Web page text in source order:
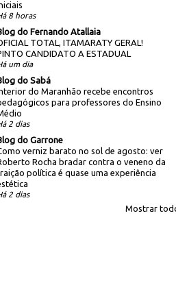
8 horas
do Fernando Atallaia
TOTAL, ITAMARATY GERAL!
CANDIDATO A ESTADUAL
um dia
do Sabá
do Maranhão recebe encontros
para professores do Ensino
2 dias
do Garrone
verniz barato no sol de agosto: ver
Rocha bradar contra o veneno da
política é quase uma experiência
2 dias
Mostrar